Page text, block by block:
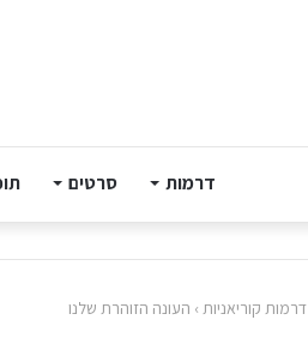
דרמות סרטים
דרמות קוריאניות › העונה הזוהרת שלנו